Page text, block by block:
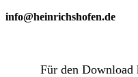
info@heinrichshofen.de
Für den Download